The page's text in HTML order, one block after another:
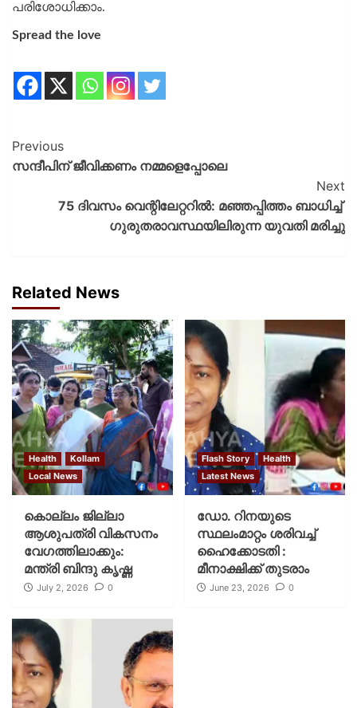
പരിശോധിക്കാം.
Spread the love
Previous
സന്ദീപിന് ജീവിക്കണം നമ്മളെപ്പോലെ
Next
75 ദിവസം വെന്റിലേറ്ററിൽ: മഞ്ഞപ്പിത്തം ബാധിച്ച് ​
ഗുരുതരാവസ്ഥയിലിരുന്ന യുവതി മരിച്ചു
Related News
Health
Kollam
Local News
കൊല്ലം ജില്ലാ
ആശുപത്രി വികസനം
വേഗത്തിലാക്കും:
മന്ത്രി ബിന്ദു കൃഷ്ണ
July 2, 2026 0
Flash Story
Health
Latest News
ഡോ. റിനയുടെ
സ്ഥലംമാറ്റം ശരിവച്ച്
ഹൈക്കോടതി :
മീനാക്ഷിക്ക് തുടരാം
June 23, 2026 0